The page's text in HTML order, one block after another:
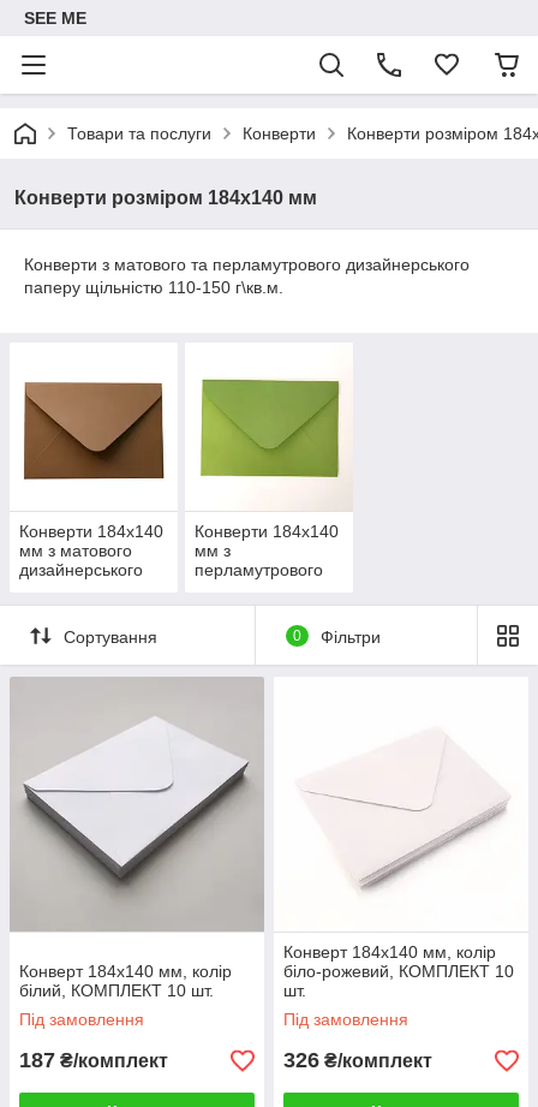
SEE ME
Товари та послуги Конверти Конверти розміром
Конверти розміром 184x140 мм
Конверти з матового та перламутрового дизайнерського
паперу щільністю 110-150 г\кв.м.
Конверти 184x140
мм з матового
дизайнерського
Конверти 184x140
мм з
перламутрового
паперу
Сортування
0 Фільтри
Конверт 184x140 мм, колір
білий, КОМПЛЕКТ 10 шт.
Під замовлення
187 ₴/комплект
Конверт 184x140 мм, колір
біло-рожевий, КОМПЛЕКТ 10
шт.
Під замовлення
326 ₴/комплект